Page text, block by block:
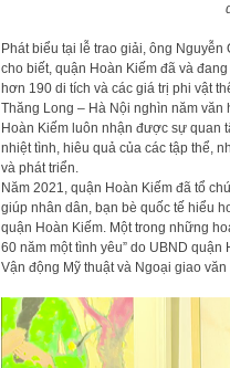
Phát biểu tại lễ trao giải, ông
cho biết, quận Hoàn Kiếm đã và
hơn 190 di tích và các giá trị phi vật
Thăng Long – Hà Nội nghìn năm
Hoàn Kiếm luôn nhận được sự quan
nhiệt tình, hiêu quả của các tập thể,
và phát triển.
Năm 2021, quận Hoàn Kiếm đã tổ
giúp nhân dân, bạn bè quốc tế hiểu
quận Hoàn Kiếm. Một trong những
60 năm một tình yêu” do UBND
Vận động Mỹ thuật và Ngoại giao